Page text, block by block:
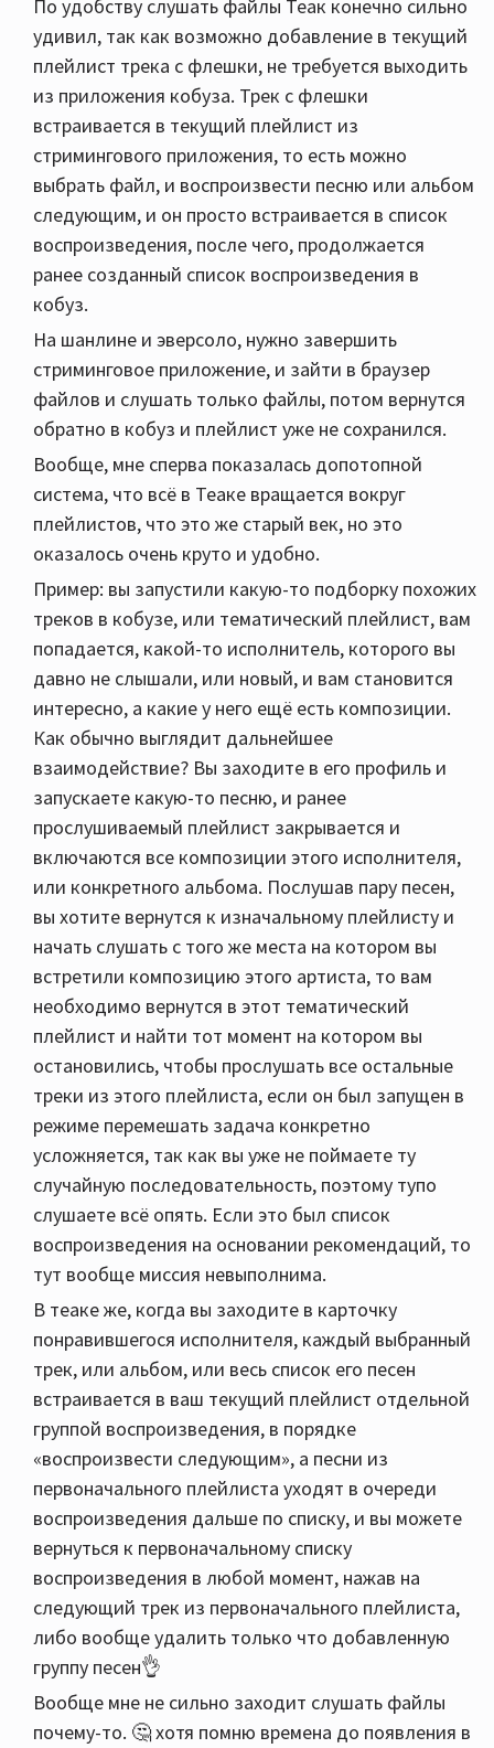
По удобству слушать файлы Теак конечно сильно
удивил, так как возможно добавление в текущий
плейлист трека с флешки, не требуется выходить
из приложения кобуза. Трек с флешки
встраивается в текущий плейлист из
стримингового приложения, то есть можно
выбрать файл, и воспроизвести песню или альбом
следующим, и он просто встраивается в список
воспроизведения, после чего, продолжается
ранее созданный список воспроизведения в
кобуз.
На шанлине и эверсоло, нужно завершить
стриминговое приложение, и зайти в браузер
файлов и слушать только файлы, потом вернутся
обратно в кобуз и плейлист уже не сохранился.
Вообще, мне сперва показалась допотопной
система, что всё в Теаке вращается вокруг
плейлистов, что это же старый век, но это
оказалось очень круто и удобно.
Пример: вы запустили какую-то подборку похожих
треков в кобузе, или тематический плейлист, вам
попадается, какой-то исполнитель, которого вы
давно не слышали, или новый, и вам становится
интересно, а какие у него ещё есть композиции.
Как обычно выглядит дальнейшее
взаимодействие? Вы заходите в его профиль и
запускаете какую-то песню, и ранее
прослушиваемый плейлист закрывается и
включаются все композиции этого исполнителя,
или конкретного альбома. Послушав пару песен,
вы хотите вернутся к изначальному плейлисту и
начать слушать с того же места на котором вы
встретили композицию этого артиста, то вам
необходимо вернутся в этот тематический
плейлист и найти тот момент на котором вы
остановились, чтобы прослушать все остальные
треки из этого плейлиста, если он был запущен в
режиме перемешать задача конкретно
усложняется, так как вы уже не поймаете ту
случайную последовательность, поэтому тупо
слушаете всё опять. Если это был список
воспроизведения на основании рекомендаций, то
тут вообще миссия невыполнима.
В теаке же, когда вы заходите в карточку
понравившегося исполнителя, каждый выбранный
трек, или альбом, или весь список его песен
встраивается в ваш текущий плейлист отдельной
группой воспроизведения, в порядке
«воспроизвести следующим», а песни из
первоначального плейлиста уходят в очереди
воспроизведения дальше по списку, и вы можете
вернуться к первоначальному списку
воспроизведения в любой момент, нажав на
следующий трек из первоначального плейлиста,
либо вообще удалить только что добавленную
группу песен👌
Вообще мне не сильно заходит слушать файлы
почему-то. 🤔 хотя помню времена до появления в